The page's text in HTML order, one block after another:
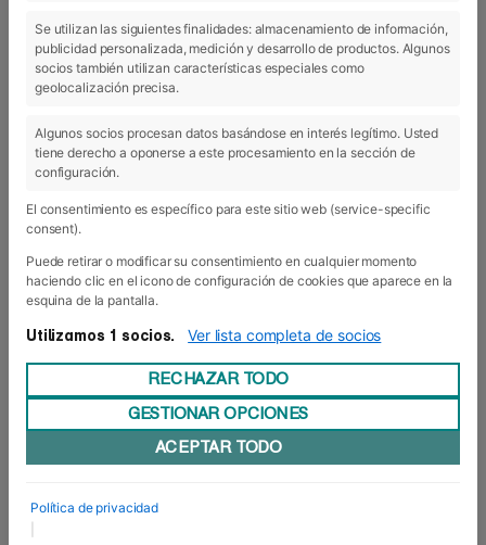
13 Jun 2016
Trabajos Fin de Máster… y de curso
El pasado sábado fue un día importante para los
alumnos del MBA INSIDE.Tutorizados por los
les han impartido la asignatura “Diseño de
Se utilizan las siguientes finalidades: almacenamiento de información,
publicidad personalizada, medición y desarrollo de productos. Algunos
socios también utilizan características especiales como
geolocalización precisa.
Algunos socios procesan datos basándose en interés legítimo. Usted
tiene derecho a oponerse a este procesamiento en la sección de
configuración.
El consentimiento es específico para este sitio web (service-specific
consent).
Puede retirar o modificar su consentimiento en cualquier momento
haciendo clic en el icono de configuración de cookies que aparece en la
esquina de la pantalla.
Utilizamos 1 socios. Ver lista completa de socios
RECHAZAR TODO
GESTIONAR OPCIONES
ACEPTAR TODO
Política de privacidad